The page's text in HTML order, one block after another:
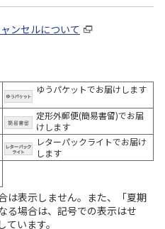
ンセルについて
ゆうパケットでお届けします
定形外郵便(簡易書留)でお届
けします
レターパックライトでお届け
します
は表示しません。また、「夏期
る場合は、記号での表示はせ
います。